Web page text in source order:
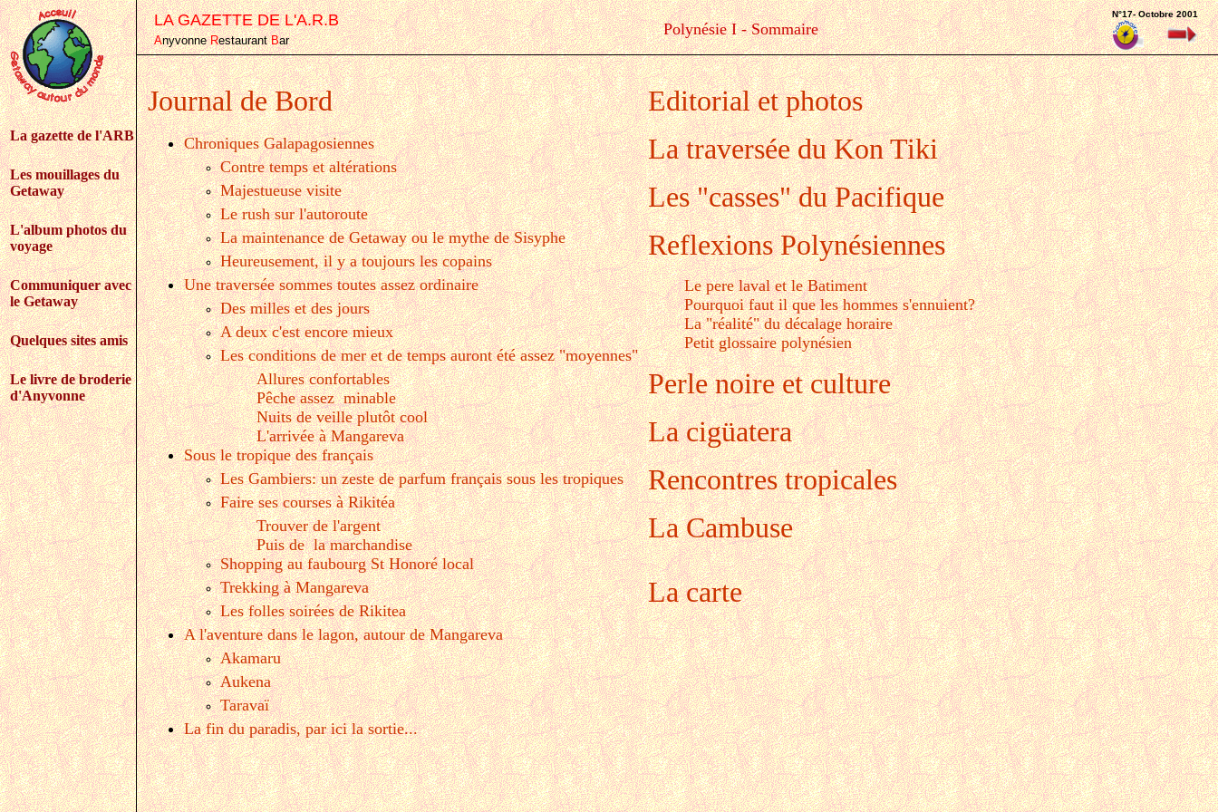
La gazette de l'ARB
Les mouillages du
Getaway
L'album photos du
voyage
Communiquer avec
le Getaway
Quelques sites amis
Le livre de broderie
d'Anyvonne
LA GAZETTE DE L'A.R.B
AnyvonneRestaurantBar
Polynésie I - Sommaire
N°17- Octobre 2001
Journal de Bord
Chroniques Galapagosiennes
Contre temps et altérations
Majestueuse visite
Le rush sur l'autoroute
La maintenance de Getaway ou le mythe de Sisyphe
Heureusement, il y a toujours les copains
Une traversée sommes toutes assez ordinaire
Des milles et des jours
A deux c'est encore mieux
Les conditions de mer et de temps auront été assez "moyennes"
Allures confortables
Pêche assez minable
Nuits de veille plutôt cool
L'arrivée à Mangareva
Sous le tropique des français
Les Gambiers: un zeste de parfum français sous les tropiques
Faire ses courses à Rikitéa
Trouver de l'argent
Puis de la marchandise
Shopping au faubourg St Honoré local
Trekking à Mangareva
Les folles soirées de Rikitea
A l'aventure dans le lagon, autour de Mangareva
Akamaru
Aukena
Taravaï
La fin du paradis, par ici la sortie...
Editorial et photos
La traversée du Kon Tiki
Les "casses" du Pacifique
Reflexions Polynésiennes
Le pere laval et le Batiment
Pourquoi faut il que les hommes s'ennuient?
La "réalité" du décalage horaire
Petit glossaire polynésien
Perle noire et culture
La cigüatera
Rencontres tropicales
La Cambuse
La carte